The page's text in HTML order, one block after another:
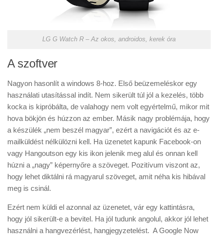
LG G Watch R – Az okos, androidos, kerek óra
A szoftver
Nagyon hasonlít a windows 8-hoz. Első beüzemeléskor egy
használati utasítással indít. Nem sikerült túl jól a kezelés, több
kocka is kipróbálta, de valahogy nem volt egyértelmű, mikor mit
hova bökjön és húzzon az ember. Másik nagy problémája, hogy
a készülék „nem beszél magyar”, ezért a navigációt és az e-
mailküldést nélkülözni kell. Ha üzenetet kapunk Facebook-on
vagy Hangoutson egy kis ikon jelenik meg alul és onnan kell
húzni a „nagy” képernyőre a szöveget. Pozitívum viszont az,
hogy lehet diktálni rá magyarul szöveget, amit néha kis hibával
meg is csinál.
Ezért nem küldi el azonnal az üzenetet, vár egy kattintásra,
hogy jól sikerült-e a bevitel. Ha jól tudunk angolul, akkor jól lehet
használni a hangvezérlést, hangjegyzetelést. A Google Now